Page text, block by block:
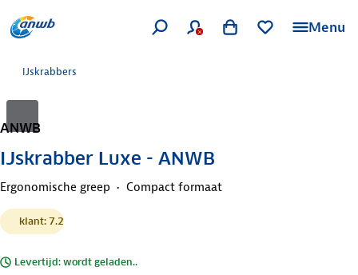
Menu
IJskrabbers
ANWB
IJskrabber Luxe - ANWB
Ergonomische greep Compact formaat
klant: 7.2
Levertijd: wordt geladen..